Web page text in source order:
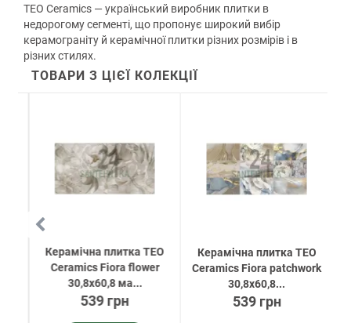
TEO Ceramics — український виробник плитки в
недорогому сегменті, що пропонує широкий вибір
керамограніту й керамічної плитки різних розмірів і в
різних стилях.
ТОВАРИ З ЦІЄЇ КОЛЕКЦІЇ
Керамічна плитка TEO
Ceramics Fiora flower
30,8х60,8 ма...
539 грн
Керамічна плитка TEO
Ceramics Fiora patchwork
30,8х60,8...
539 грн